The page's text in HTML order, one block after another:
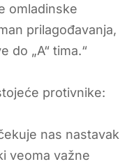
omladinske
prilagođavanja,
do „A“ tima.“
protivnike:
nas nastavak
veoma važne